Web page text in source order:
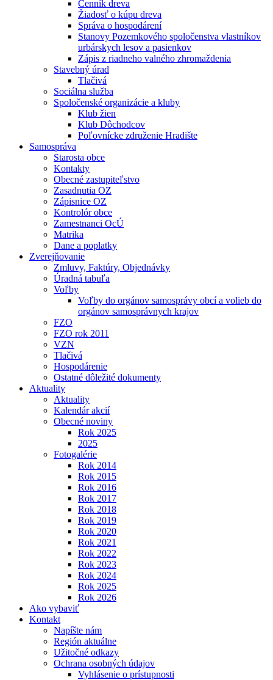
Cenník dreva
Žiadosť o kúpu dreva
Správa o hospodárení
Stanovy Pozemkového spoločenstva vlastníkov
urbárskych lesov a pasienkov
Zápis z riadneho valného zhromaždenia
Stavebný úrad
Tlačivá
Sociálna služba
Spoločenské organizácie a kluby
Klub žien
Klub Dôchodcov
Poľovnícke združenie Hradište
Samospráva
Starosta obce
Kontakty
Obecné zastupiteľstvo
Zasadnutia OZ
Zápisnice OZ
Kontrolór obce
Zamestnanci OcÚ
Matrika
Dane a poplatky
Zverejňovanie
Zmluvy, Faktúry, Objednávky
Úradná tabuľa
Voľby
Voľby do orgánov samosprávy obcí a volieb do
orgánov samosprávnych krajov
FZO
FZO rok 2011
VZN
Tlačivá
Hospodárenie
Ostatné dôležité dokumenty
Aktuality
Aktuality
Kalendár akcií
Obecné noviny
Rok 2025
2025
Fotogalérie
Rok 2014
Rok 2015
Rok 2016
Rok 2017
Rok 2018
Rok 2019
Rok 2020
Rok 2021
Rok 2022
Rok 2023
Rok 2024
Rok 2025
Rok 2026
Ako vybaviť
Kontakt
Napíšte nám
Región aktuálne
Užitočné odkazy
Ochrana osobných údajov
Vyhlásenie o prístupnosti